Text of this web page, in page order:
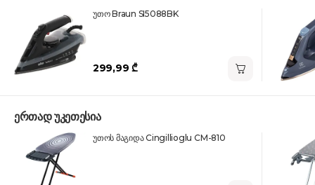
უთო Braun SI5088BK
299,99 ₾
ერთად უკეთესია
უთოს მაგიდა Cingillioglu CM-810